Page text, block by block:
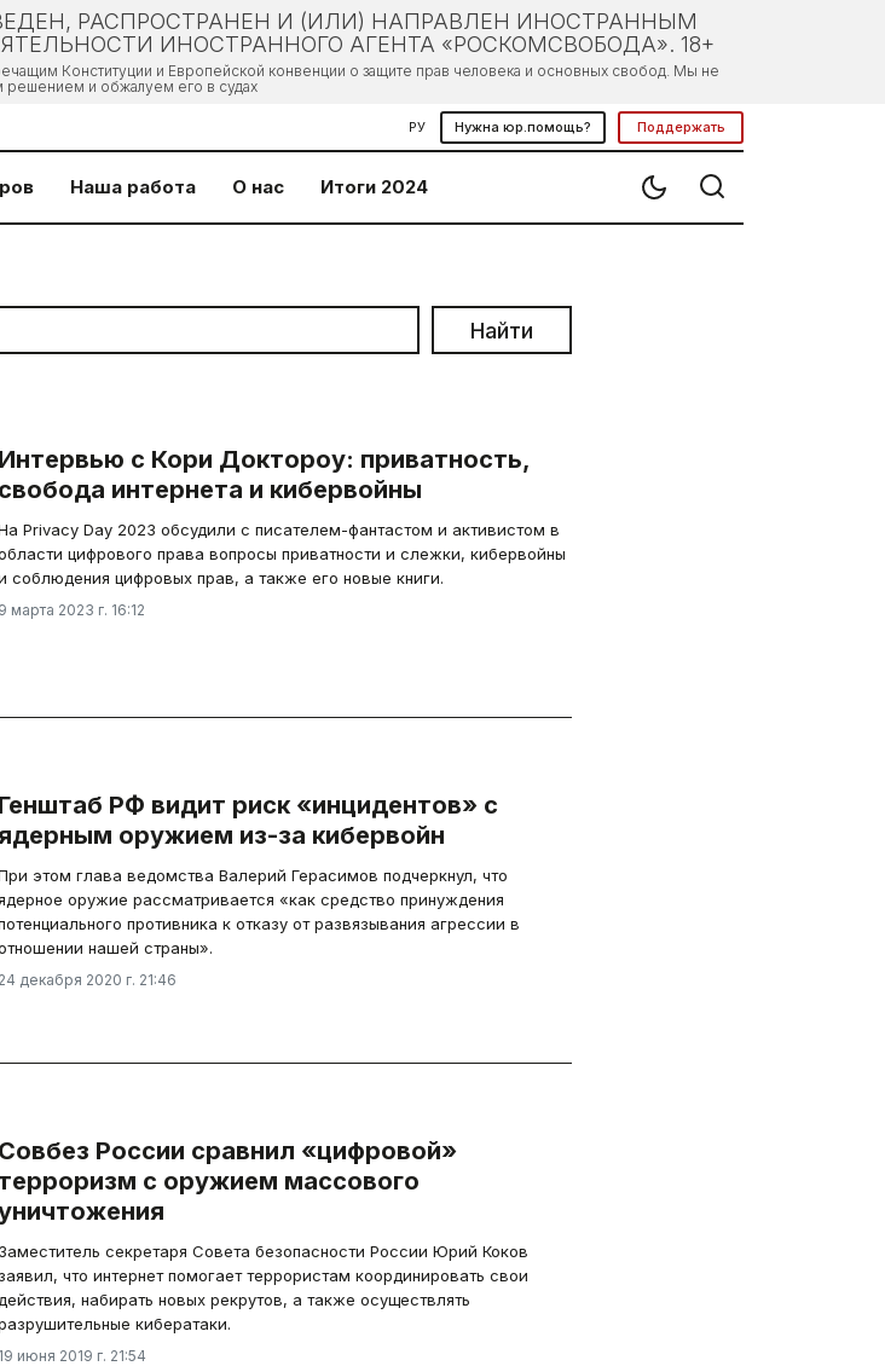
РАСПРОСТРАНЕН И (ИЛИ) НАПРАВЛЕН ИНОСТРАННЫМ
ИНОСТРАННОГО АГЕНТА «РОСКОМСВОБОДА». 18+
Конституции и Европейской конвенции о защите прав человека и основных свобод. Мы не
решением и обжалуем его в судах
РУ Нужна юр.помощь? Поддержать
Наша работа О нас Итоги 2024
Найти
Интервью с Кори Доктороу: приватность,
свобода интернета и кибервойны
Privacy Day 2023 обсудили с писателем-фантастом и активистом в
цифрового права вопросы приватности и слежки, кибервойны
соблюдения цифровых прав, а также его новые книги.
9 марта 2023 г. 16:12
Генштаб РФ видит риск «инцидентов» с
оружием из-за кибервойн
этом глава ведомства Валерий Герасимов подчеркнул, что
ядерное оружие рассматривается «как средство принуждения
противника к отказу от развязывания агрессии в
нашей страны».
24 декабря 2020 г. 21:46
Совбез России сравнил «цифровой»
терроризм с оружием массового
Заместитель секретаря Совета безопасности России Юрий Коков
заявил, что интернет помогает террористам координировать свои
действия, набирать новых рекрутов, а также осуществлять
кибератаки.
19 июня 2019 г. 21:54